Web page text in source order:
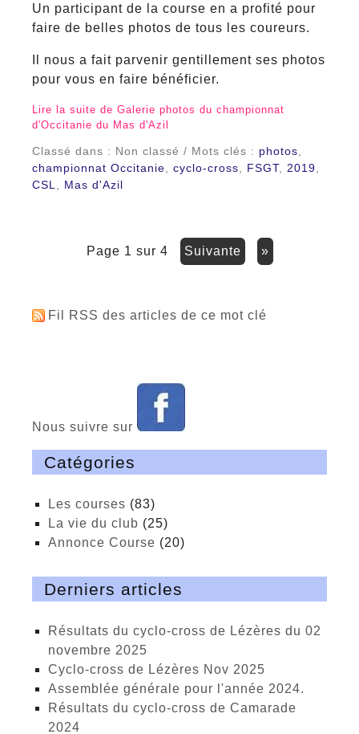
Un participant de la course en a profité pour
faire de belles photos de tous les coureurs.
Il nous a fait parvenir gentillement ses photos
pour vous en faire bénéficier.
Lire la suite de Galerie photos du championnat
d'Occitanie du Mas d'Azil
Classé dans : Non classé / Mots clés : photos
championnat Occitanie
cyclo-cross FSGT, 2019
CSL
Mas d'Azil
page 1 sur 4 suivante »
Fil RSS des articles de ce mot clé
Nous suivre sur
Catégories
Les courses (83)
La vie du club (25)
Annonce Course (20)
Derniers articles
Résultats du cyclo-cross de Lézères du 02
novembre 2025
cyclo-cross de Lézères Nov 2025
Assemblée générale pour l'année 2024.
Résultats du cyclo-cross de Camarade
2024